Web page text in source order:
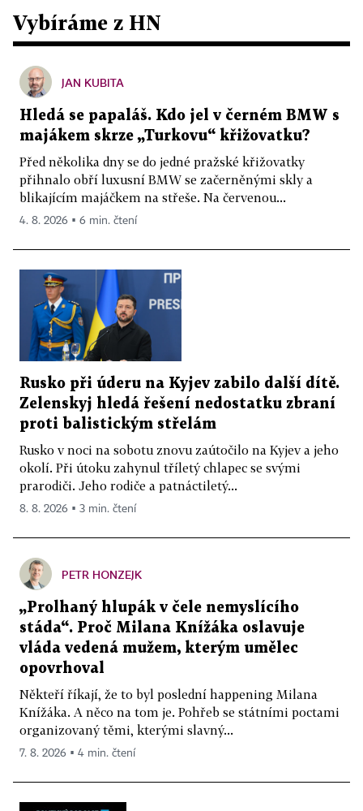
Vybíráme z HN
JAN KUBITA
Hledá se papaláš. Kdo jel v černém BMW s
majákem skrze „Turkovu“ křižovatku?
Před několika dny se do jedné pražské křižovatky
přihnalo obří luxusní BMW se začerněnými skly a
blikajícím majáčkem na střeše. Na červenou...
4. 8. 2026 ▪ 6 min. čtení
Rusko při úderu na Kyjev zabilo další dítě.
Zelenskyj hledá řešení nedostatku zbraní
proti balistickým střelám
Rusko v noci na sobotu znovu zaútočilo na Kyjev a jeho
okolí. Při útoku zahynul tříletý chlapec se svými
prarodiči. Jeho rodiče a patnáctiletý...
8. 8. 2026 ▪ 3 min. čtení
PETR HONZEJK
„Prolhaný hlupák v čele nemyslícího
stáda“. Proč Milana Knížáka oslavuje
vláda vedená mužem, kterým umělec
opovrhoval
Někteří říkají, že to byl poslední happening Milana
Knížáka. A něco na tom je. Pohřeb se státními poctami
organizovaný těmi, kterými slavný...
7. 8. 2026 ▪ 4 min. čtení